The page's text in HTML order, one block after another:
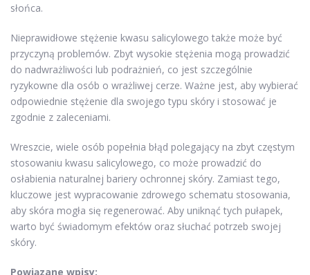
słońca.
Nieprawidłowe stężenie kwasu salicylowego także może być
przyczyną problemów. Zbyt wysokie stężenia mogą prowadzić
do nadwrażliwości lub podrażnień, co jest szczególnie
ryzykowne dla osób o wrażliwej cerze. Ważne jest, aby wybierać
odpowiednie stężenie dla swojego typu skóry i stosować je
zgodnie z zaleceniami.
Wreszcie, wiele osób popełnia błąd polegający na zbyt częstym
stosowaniu kwasu salicylowego, co może prowadzić do
osłabienia naturalnej bariery ochronnej skóry. Zamiast tego,
kluczowe jest wypracowanie zdrowego schematu stosowania,
aby skóra mogła się regenerować. Aby uniknąć tych pułapek,
warto być świadomym efektów oraz słuchać potrzeb swojej
skóry.
Powiązane wpisy: